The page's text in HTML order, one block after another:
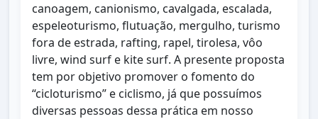
canoagem, canionismo, cavalgada, escalada,
espeleoturismo, flutuação, mergulho, turismo
fora de estrada, rafting, rapel, tirolesa, vôo
livre, wind surf e kite surf. A presente proposta
tem por objetivo promover o fomento do
“cicloturismo” e ciclismo, já que possuímos
diversas pessoas dessa prática em nosso